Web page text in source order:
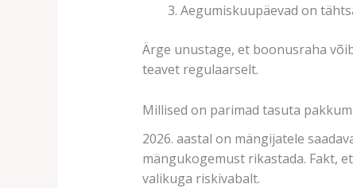
Aegumiskuupäevad on
Ärge unustage, et boonusraha
teavet regulaarselt.
Millised on parimad tasuta
2026. aastal on mängijatele
mängukogemust rikastada. Fakt,
valikuga riskivabalt.